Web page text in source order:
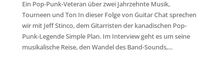
Ein Pop-Punk-Veteran über zwei Jahrzehnte Musik,
Tourneen und Ton In dieser Folge von Guitar Chat sprechen
wir mit Jeff Stinco, dem Gitarristen der kanadischen Pop-
Punk-Legende Simple Plan. Im Interview geht es um seine
musikalische Reise, den Wandel des Band-Sounds,...